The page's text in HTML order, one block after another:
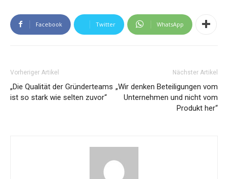
Facebook Twitter WhatsApp
Vorheriger Artikel
„Die Qualität der Gründerteams
ist so stark wie selten zuvor“
Nächster Artikel
„Wir denken Beteiligungen vom
Unternehmen und nicht vom
Produkt her“